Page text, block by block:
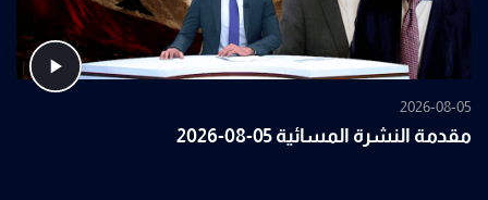
2026-08-05
مقدمة النشرة المسائية 05-08-2026